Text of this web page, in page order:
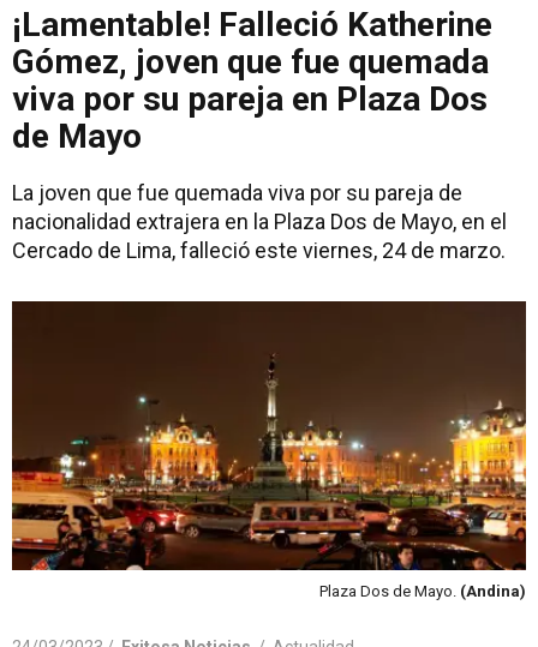
¡Lamentable! Falleció Katherine
Gómez, joven que fue quemada
viva por su pareja en Plaza Dos
de Mayo
La joven que fue quemada viva por su pareja de
nacionalidad extrajera en la Plaza Dos de Mayo, en el
Cercado de Lima, falleció este viernes, 24 de marzo.
Plaza Dos de Mayo. (Andina)